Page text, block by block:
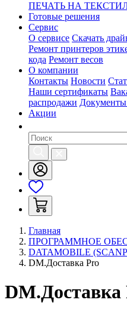
ПЕЧАТЬ НА
Готовые решения
Сервис
О сервисе Скачать
Ремонт принтеров
кода Ремонт весов
О компании
Контакты Новости
Наши сертификаты
распродажи
Акции
Главная
ПРОГРАММНОЕ
DATAMOBILE
DM.Доставка Pro
DM.Доставка